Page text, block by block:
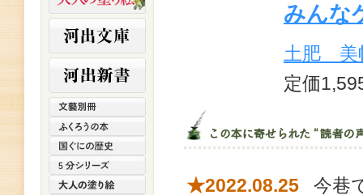
みんな
土肥 美
定価
★2022.08.25 今巷